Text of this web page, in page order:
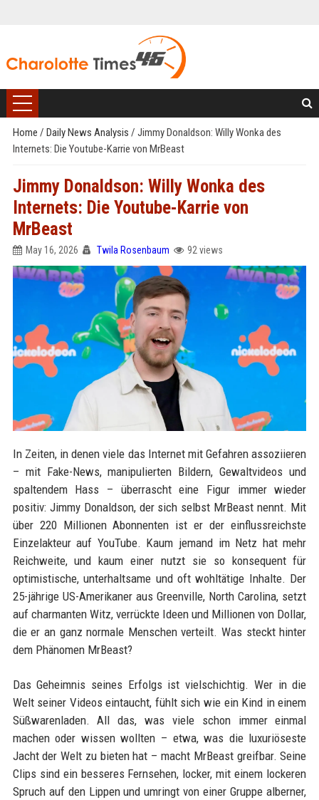
Home / Daily News Analysis / Jimmy Donaldson: Willy Wonka des
Internets: Die Youtube-Karrie von MrBeast
Jimmy Donaldson: Willy Wonka des
Internets: Die Youtube-Karrie von
MrBeast
May 16, 2026 Twila Rosenbaum 92 views
In Zeiten, in denen viele das Internet mit Gefahren assoziieren
– mit Fake-News, manipulierten Bildern, Gewaltvideos und
spaltendem Hass – überrascht eine Figur immer wieder
positiv: Jimmy Donaldson, der sich selbst MrBeast nennt. Mit
über 220 Millionen Abonnenten ist er der einflussreichste
Einzelakteur auf YouTube. Kaum jemand im Netz hat mehr
Reichweite, und kaum einer nutzt sie so konsequent für
optimistische, unterhaltsame und oft wohltätige Inhalte. Der
25-jährige US-Amerikaner aus Greenville, North Carolina, setzt
auf charmanten Witz, verrückte Ideen und Millionen von Dollar,
die er an ganz normale Menschen verteilt. Was steckt hinter
dem Phänomen MrBeast?
Das Geheimnis seines Erfolgs ist vielschichtig. Wer in die
Welt seiner Videos eintaucht, fühlt sich wie ein Kind in einem
Süßwarenladen. All das, was viele schon immer einmal
machen oder wissen wollten – etwa, was die luxuriöseste
Jacht der Welt zu bieten hat – macht MrBeast greifbar. Seine
Clips sind ein besseres Fernsehen, locker, mit einem lockeren
Spruch auf den Lippen und umringt von einer Gruppe alberner,